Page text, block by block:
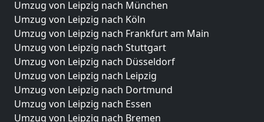
Umzug von Leipzig nach München
Umzug von Leipzig nach Köln
Umzug von Leipzig nach Frankfurt am Main
Umzug von Leipzig nach Stuttgart
Umzug von Leipzig nach Düsseldorf
Umzug von Leipzig nach Leipzig
Umzug von Leipzig nach Dortmund
Umzug von Leipzig nach Essen
Umzug von Leipzig nach Bremen